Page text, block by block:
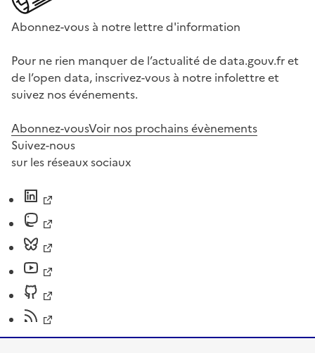
Abonnez-vous à notre lettre d'information
Pour ne rien manquer de l’actualité de data.gouv.fr et
de l’open data, inscrivez-vous à notre infolettre et
suivez nos événements.
Abonnez-vousVoir nos prochains évènements
Suivez-nous
sur les réseaux sociaux